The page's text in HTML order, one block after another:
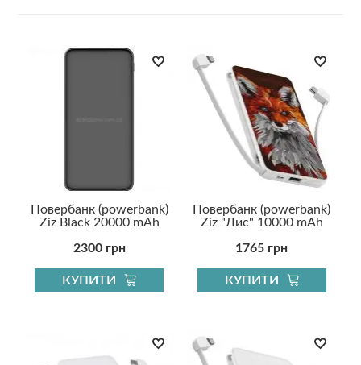
Повербанк (powerbank)
Ziz Black 20000 mAh
2300 грн
КУПИТИ
Повербанк (powerbank)
Ziz "Лис" 10000 mAh
1765 грн
КУПИТИ